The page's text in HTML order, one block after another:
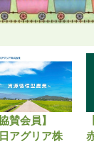
協賛会員】
アグリア株